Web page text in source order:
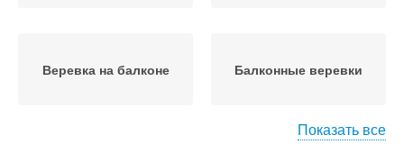
Веревка на балконе Балконные веревки
Показать все